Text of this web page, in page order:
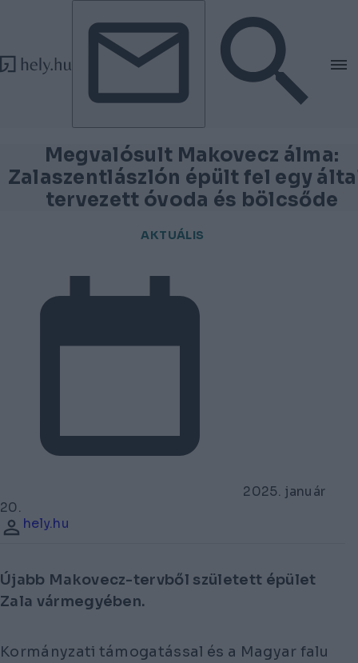
Tovább a tartalomhoz
Tovább a lábléchez
Megvalósult Makovecz álma:
Zalaszentlászlón épült fel egy
tervezett óvoda és bölcsőde
AKTUÁLIS
2025. január
20.
hely.hu
Újabb Makovecz-tervből született épület
Zala vármegyében.
Kormányzati támogatással és a Magyar falu